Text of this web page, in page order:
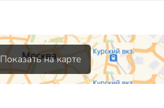
Показать на карте